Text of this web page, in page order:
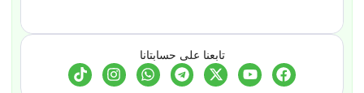
تابعنا على حسابتانا